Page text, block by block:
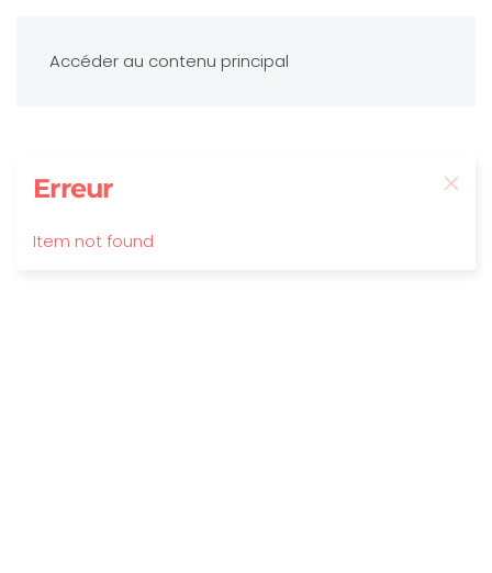
Accéder au contenu principal
Erreur
Item not found